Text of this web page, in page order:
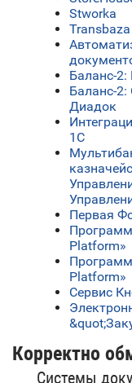
Stworka
Transbaza
Баланс-
Баланс-
Диадок
1С
Первая
Platform»
Platform»
Сервис
Корректно
Системы